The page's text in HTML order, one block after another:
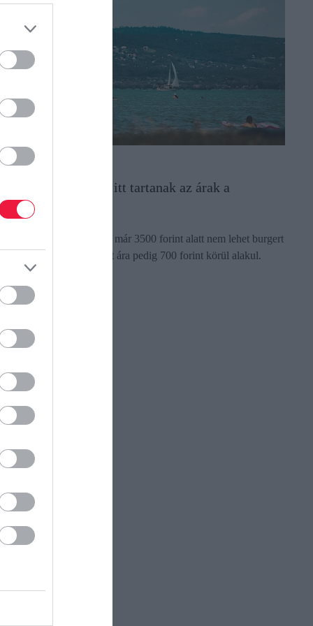
Hamburger, fagylalt: itt tartanak az árak a
strandbüfék többségében már 3500 forint alatt nem lehet burgert
Egy gombóc fagylalt ára pedig 700 forint körül alakul.